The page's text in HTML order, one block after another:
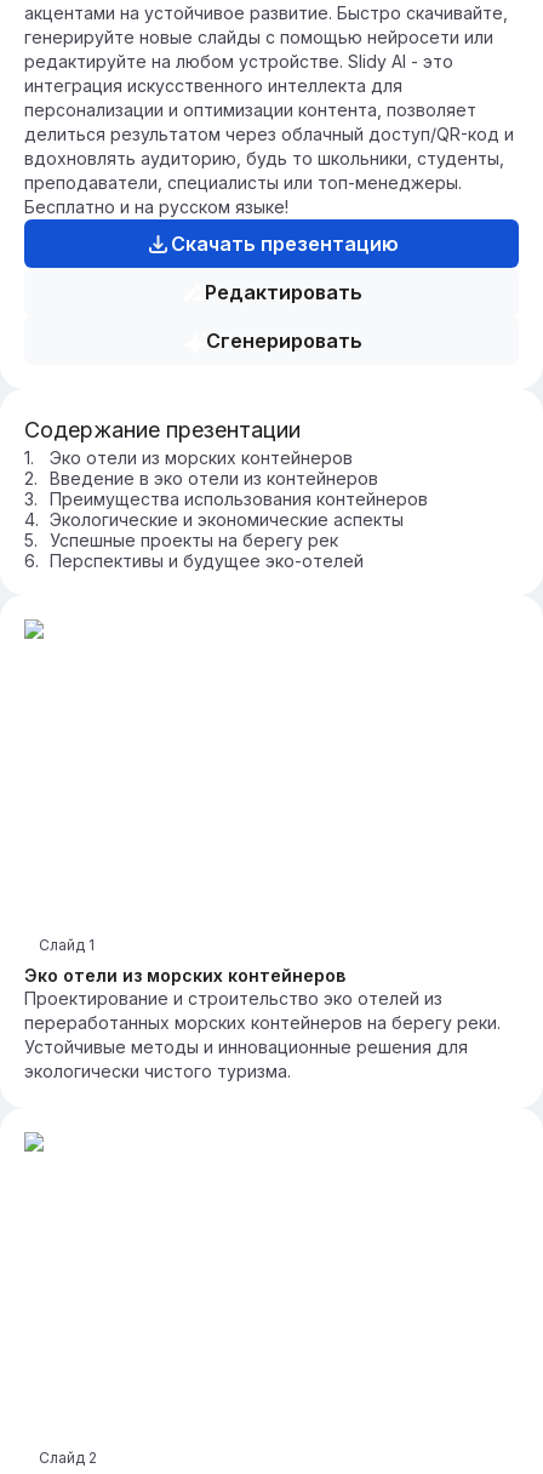
акцентами на устойчивое развитие. Быстро скачивайте,
генерируйте новые слайды с помощью нейросети или
редактируйте на любом устройстве. Slidy AI - это
интеграция искусственного интеллекта для
персонализации и оптимизации контента, позволяет
делиться результатом через облачный доступ/QR-код и
вдохновлять аудиторию, будь то школьники, студенты,
преподаватели, специалисты или топ-менеджеры.
Бесплатно и на русском языке!
Скачать презентацию
Редактировать
Сгенерировать
Содержание презентации
Эко отели из морских контейнеров
Введение в эко отели из контейнеров
Преимущества использования контейнеров
Экологические и экономические аспекты
Успешные проекты на берегу рек
Перспективы и будущее эко-отелей
Эко отели из морских контейнеров
Слайд 1
Проектирование и строительство эко отелей из
переработанных морских контейнеров на берегу реки.
Устойчивые методы и инновационные решения для
экологически чистого туризма.
Слайд 2